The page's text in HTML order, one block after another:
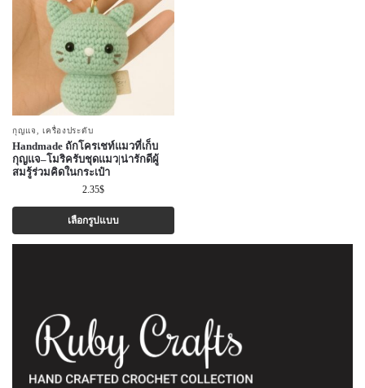
กุญแจ ,เครื่องประดับ
Handmade ถักโครเชท์แมวที่เก็บ
กุญแจ–โมริครับชุดแมว|น่ารักดีผู้
สมรู้ร่วมคิดในกระเป๋า
2.35$
เลือกรูปแบบ